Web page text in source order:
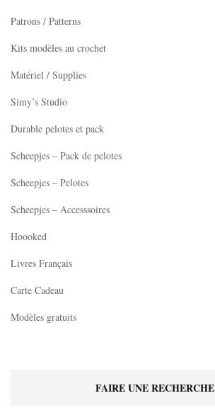
la
Patrons / Patterns
Kits modèles au crochet
Matériel / Supplies
Simy’s Studio
Durable pelotes et pack
Scheepjes – Pack de pelotes
Scheepjes – Pelotes
Scheepjes – Accesssoires
Hoooked
Livres Français
Carte Cadeau
Modèles gratuits
FAIRE UNE RECHERCHE